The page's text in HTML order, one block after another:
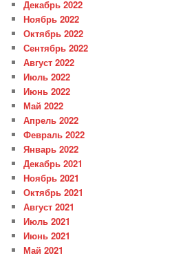
Декабрь 2022
Ноябрь 2022
Октябрь 2022
Сентябрь 2022
Август 2022
Июль 2022
Июнь 2022
Май 2022
Апрель 2022
Февраль 2022
Январь 2022
Декабрь 2021
Ноябрь 2021
Октябрь 2021
Август 2021
Июль 2021
Июнь 2021
Май 2021